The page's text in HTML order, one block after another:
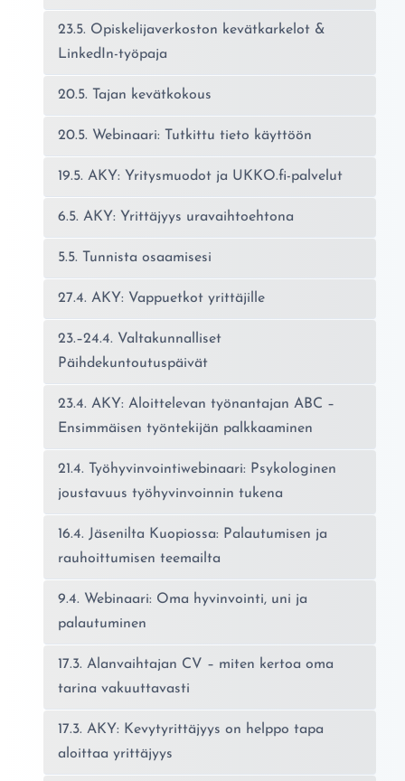
23.5. Opiskelijaverkoston kevätkarkelot &
LinkedIn-työpaja
20.5. Tajan kevätkokous
20.5. Webinaari: Tutkittu tieto käyttöön
19.5. AKY: Yritysmuodot ja UKKO.fi-palvelut
6.5. AKY: Yrittäjyys uravaihtoehtona
5.5. Tunnista osaamisesi
27.4. AKY: Vappuetkot yrittäjille
23.–24.4. Valtakunnalliset
Päihdekuntoutuspäivät
23.4. AKY: Aloittelevan työnantajan ABC –
Ensimmäisen työntekijän palkkaaminen
21.4. Työhyvinvointiwebinaari: Psykologinen
joustavuus työhyvinvoinnin tukena
16.4. Jäsenilta Kuopiossa: Palautumisen ja
rauhoittumisen teemailta
9.4. Webinaari: Oma hyvinvointi, uni ja
palautuminen
17.3. Alanvaihtajan CV – miten kertoa oma
tarina vakuuttavasti
17.3. AKY: Kevytyrittäjyys on helppo tapa
aloittaa yrittäjyys